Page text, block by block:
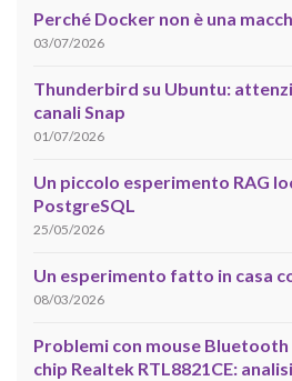
Perché Docker non è una
03/07/2026
Thunderbird su Ubuntu:
canali Snap
01/07/2026
Un piccolo esperimento RAG
PostgreSQL
25/05/2026
Un esperimento fatto in casa
08/03/2026
Problemi con mouse
chip Realtek RTL8821CE: